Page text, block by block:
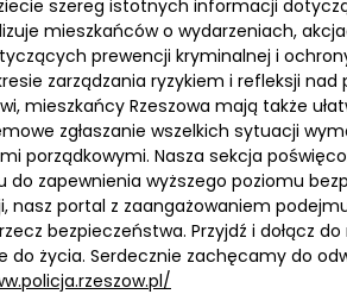
szereg istotnych informacji
mieszkańców o wydarzeniach,
prewencji kryminalnej i
zarządzania ryzykiem i refleksji
mieszkańcy Rzeszowa mają także
zgłaszanie wszelkich sytuacji
porządkowymi. Nasza sekcja
do zapewnienia wyższego poziomu
nasz portal z zaangażowaniem
bezpieczeństwa. Przyjdź i dołącz
do życia. Serdecznie zachęcamy do